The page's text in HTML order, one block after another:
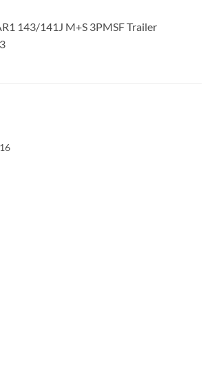
143/141J M+S 3PMSF Trailer